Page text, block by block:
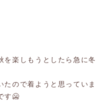
を楽しもうとしたら急に冬
たので着ようと思っていま
す🥶